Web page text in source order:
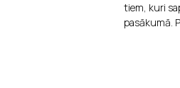
tiem, kuri
pasākumā.